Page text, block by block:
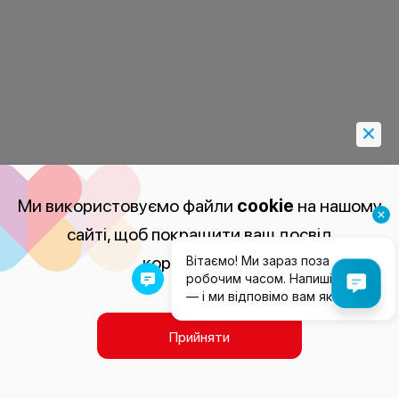
Ми використовуємо файли cookie на нашому
сайті, щоб покращити ваш досвід
користування.
Прийняти